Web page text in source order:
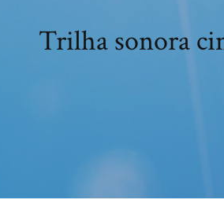
Trilha sonora